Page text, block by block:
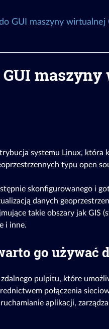
GUI maszyny wirtualnej
systemu Linux,
typu open
skonfigurowanego i
danych
takie obszary jak GIS
i inne.
go używać
pulpitu, które
połączenia
aplikacji,